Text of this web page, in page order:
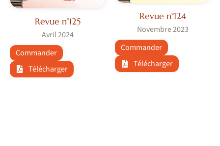
Revue n°125
Avril 2024
Commander
Télécharger
Revue n°124
Novembre 2023
Commander
Télécharger